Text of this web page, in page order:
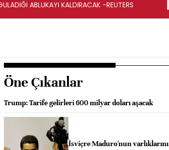
ABLUKAYI KALDIRACAK -REUTERS
Öne Çıkanlar
Trump: Tarife gelirleri 600 milyar doları aşacak
İsviçre Maduro'nun varlıklarını